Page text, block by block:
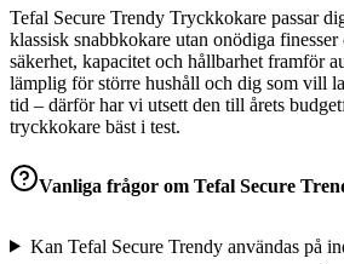
Tefal Secure Trendy Tryckkokare passar
klassisk snabbkokare utan onödiga
säkerhet, kapacitet och hållbarhet framför
lämplig för större hushåll och dig som vill
tid – därför har vi utsett den till årets
tryckkokare bäst i test.
Vanliga frågor om Tefal Secure
Kan Tefal Secure Trendy användas på